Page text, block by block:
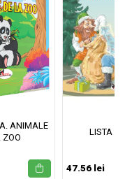
ANIMALE
ZOO
LISTA
47.56 lei